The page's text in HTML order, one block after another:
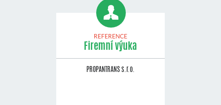
REFERENCE
Firemní výuka
PROPANTRANS s.r.o.